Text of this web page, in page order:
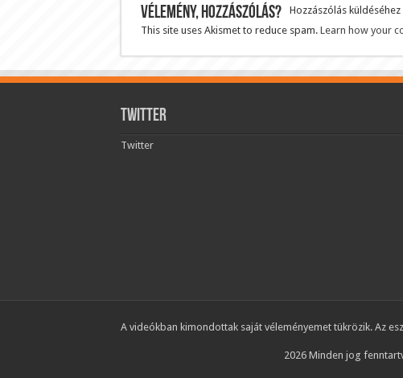
Vélemény, hozzászólás? Hozzászólás küldéséhez
This site uses Akismet to reduce spam. Learn how your
Twitter
Twitter
A videókban kimondottak saját véleményemet tükrözik. Az
2026 Minden jog